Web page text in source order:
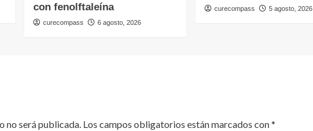
con fenolftaleína
curecompass 6 agosto, 2026
curecompass 5 agosto, 2026
no será publicada. Los campos obligatorios están marcados con*